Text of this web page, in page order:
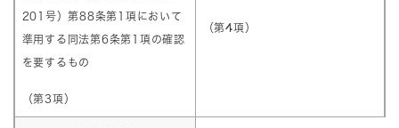
201号）第88条第1項において
準用する同法第6条第1項の確認
を要するもの
（第3項）
（第4項）